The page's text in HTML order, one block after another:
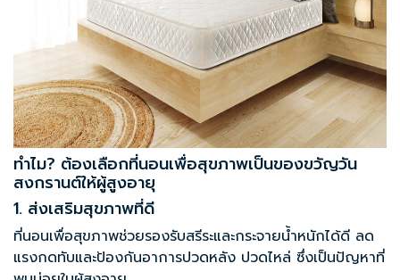
ทำไม? ต้องเลือกที่นอนเพื่อสุขภาพเป็นของขวัญวัน
สงกรานต์ให้ผู้สูงอายุ
1. ส่งเสริมสุขภาพที่ดี
ที่นอนเพื่อสุขภาพช่วยรองรับสรีระและกระจายน้ำหนักได้ดี ลด
แรงกดทับและป้องกันอาการปวดหลัง ปวดไหล่ ซึ่งเป็นปัญหาที่